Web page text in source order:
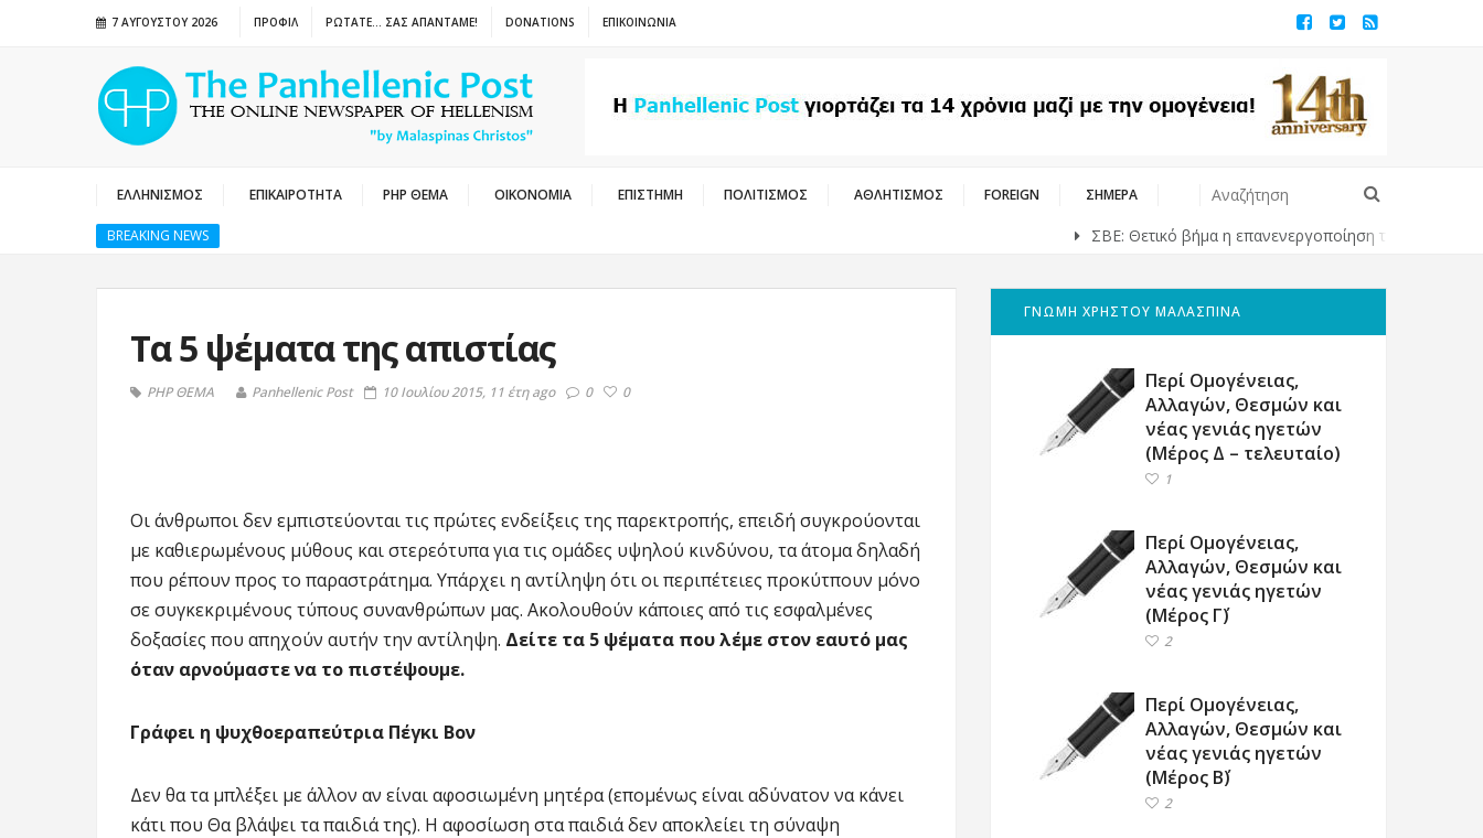
7 ΑΥΓΟΎΣΤΟΥ 2026 ΠΡΟΦΙΛ ΡΩΤΑΤΕ… ΣΑΣ ΑΠΑΝΤΑΜΕ! DONATIONS ΕΠΙΚΟΙΝΩΝΙΑ
ΕΛΛΗΝΙΣΜΟΣ ΕΠΙΚΑΙΡΟΤΗΤΑ PHP ΘΕΜΑ ΟΙΚΟΝΟΜΙΑ ΕΠΙΣΤΗΜΗ ΠΟΛΙΤΙΣΜΟΣ ΑΘΛΗΤΙΣΜΟΣ FOREIGN ΣΗΜΕΡΑ
BREAKING NEWS ΣΒΕ: Θετικό βήμα η επανενεργοποίηση της Κυβερνητικής
Τα 5 ψέματα της απιστίας
PHP ΘΕΜΑ Panhellenic Post 10 Ιουλίου 2015, 11 έτη ago 0 0
Οι άνθρωποι δεν εμπιστεύονται τις πρώτες ενδείξεις της παρεκτροπής, επειδή συγκρούονται
με καθιερωμένους μύθους και στερεότυπα για τις ομάδες υψηλού κινδύνου, τα άτομα δηλαδή
που ρέπουν προς το παραστράτημα. Υπάρχει η αντίληψη ότι οι περιπέτειες προκύτπουν μόνο
σε συγκεκριμένους τύπους συνανθρώπων μας. Ακολουθούν κάποιες από τις εσφαλμένες
δοξασίες που απηχούν αυτήν την αντίληψη. Δείτε τα 5 ψέματα που λέμε στον εαυτό μας
όταν αρνούμαστε να το πιστέψουμε.
Γράφει η ψυχθοεραπεύτρια Πέγκι Βον
Δεν θα τα μπλέξει με άλλον αν είναι αφοσιωμένη μητέρα (επομένως είναι αδύνατον να κάνει
κάτι που Θα βλάψει τα παιδιά της). Η αφοσίωση στα παιδιά δεν αποκλείει τη σύναψη
ΓΝΩΜΗ ΧΡΗΣΤΟΥ ΜΑΛΑΣΠΙΝΑ
Περί Ομογένειας,
Αλλαγών, Θεσμών και
νέας γενιάς ηγετών
(Μέρος Δ – τελευταίο)
1
Περί Ομογένειας,
Αλλαγών, Θεσμών και
νέας γενιάς ηγετών
(Μέρος Γ΄)
2
Περί Ομογένειας,
Αλλαγών, Θεσμών και
νέας γενιάς ηγετών
(Μέρος Β΄)
2